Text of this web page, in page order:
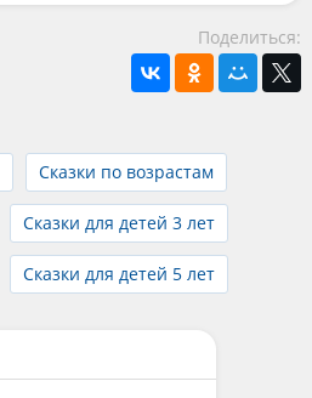
Поделиться:
Сказки по возрастам
Сказки для детей 3 лет
Сказки для детей 5 лет